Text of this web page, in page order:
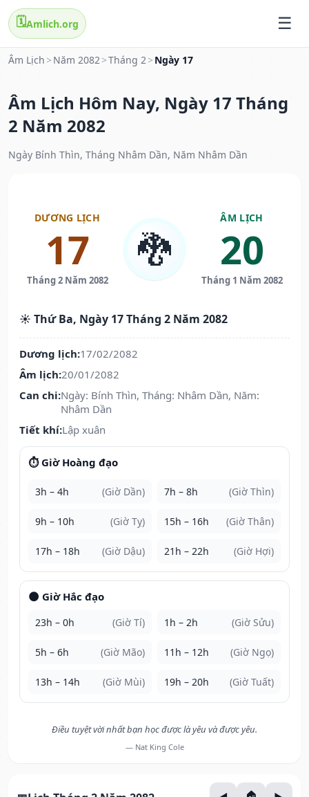
🗓️Amlich.org
Âm Lịch > Năm 2082>Tháng 2> Ngày 17
Âm Lịch Hôm Nay, Ngày 17 Tháng
2 Năm 2082
Ngày Bính Thìn, Tháng Nhâm Dần, Năm Nhâm Dần
DƯƠNG LỊCH
17
Tháng 2 Năm 2082
🐉
ÂM LỊCH
20
Tháng 1 Năm 2082
☀️ Thứ Ba, Ngày 17 Tháng 2 Năm 2082
Dương lịch:17/02/2082
Âm lịch:20/01/2082
Can chi:Ngày: Bính Thìn, Tháng: Nhâm Dần, Năm:
Nhâm Dần
Tiết khí:Lập xuân
⏱️ Giờ Hoàng đạo
3h – 4h (Giờ Dần) 7h – 8h (Giờ Thìn)
9h – 10h (Giờ Tỵ) 15h – 16h (Giờ Thân)
17h – 18h (Giờ Dậu) 21h – 22h (Giờ Hợi)
🌑 Giờ Hắc đạo
23h – 0h (Giờ Tí) 1h – 2h (Giờ Sửu)
5h – 6h (Giờ Mão) 11h – 12h (Giờ Ngọ)
13h – 14h (Giờ Mùi) 19h – 20h (Giờ Tuất)
Điều tuyệt vời nhất bạn học được là yêu và được yêu.
— Nat King Cole